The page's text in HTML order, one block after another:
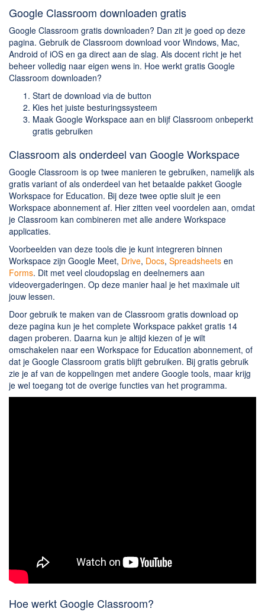
Webbrowsers
Google Classroom downloaden gratis
Google Classroom gratis downloaden? Dan zit je goed op deze
pagina. Gebruik de Classroom download voor Windows, Mac,
Android of iOS en ga direct aan de slag. Als docent richt je het
beheer volledig naar eigen wens in. Hoe werkt gratis Google
Classroom downloaden?
Start de download via de button
Kies het juiste besturingssysteem
Maak Google Workspace aan en blijf Classroom onbeperkt
gratis gebruiken
Classroom als onderdeel van Google Workspace
Google Classroom is op twee manieren te gebruiken, namelijk als
gratis variant of als onderdeel van het betaalde pakket Google
Workspace for Education. Bij deze twee optie sluit je een
Workspace abonnement af. Hier zitten veel voordelen aan, omdat
je Classroom kan combineren met alle andere Workspace
applicaties.
Voorbeelden van deze tools die je kunt integreren binnen
Workspace zijn Google Meet, Drive, Docs, Spreadsheets en
Forms. Dit met veel cloudopslag en deelnemers aan
videovergaderingen. Op deze manier haal je het maximale uit
jouw lessen.
Door gebruik te maken van de Classroom gratis download op
deze pagina kun je het complete Workspace pakket gratis 14
dagen proberen. Daarna kun je altijd kiezen of je wilt
omschakelen naar een Workspace for Education abonnement, of
dat je Google Classroom gratis blijft gebruiken. Bij gratis gebruik
zie je af van de koppelingen met andere Google tools, maar krijg
je wel toegang tot de overige functies van het programma.
Hoe werkt Google Classroom?